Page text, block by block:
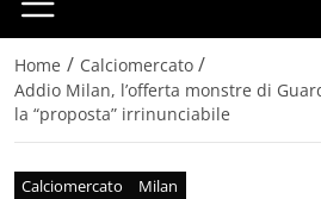
Home / Calciomercato /
Addio Milan, l’offerta monstre di
la “proposta” irrinunciabile
Calciomercato Milan